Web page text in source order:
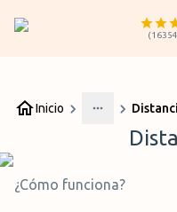
(16354
Inicio
More
¿Cómo funciona?